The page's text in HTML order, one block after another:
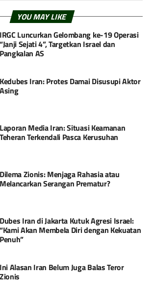
YOU MAY LIKE
IRGC Luncurkan Gelombang ke-19 Operasi
“Janji Sejati 4”, Targetkan Israel dan
Pangkalan AS
Kedubes Iran: Protes Damai Disusupi Aktor
Asing
Laporan Media Iran: Situasi Keamanan
Teheran Terkendali Pasca Kerusuhan
Dilema Zionis: Menjaga Rahasia atau
Melancarkan Serangan Prematur?
Dubes Iran di Jakarta Kutuk Agresi Israel:
“Kami Akan Membela Diri dengan Kekuatan
Penuh”
Ini Alasan Iran Belum Juga Balas Teror
Zionis